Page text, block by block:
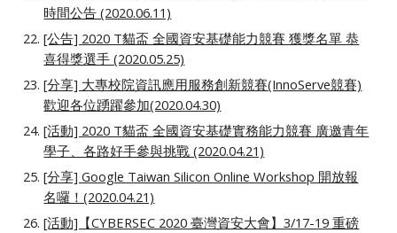
時間公告 (2020.06.11)
[公告] 2020 T貓盃 全國資安基礎能力競賽 獲獎名單 恭
喜得獎選手 (2020.05.25)
[分享] 大專校院資訊應用服務創新競賽(InnoServe競賽)
歡迎各位踴躍參加(2020.04.30)
[活動] 2020 T貓盃 全國資安基礎實務能力競賽 廣邀青年
學子、各路好手參與挑戰 (2020.04.21)
[分享] Google Taiwan Silicon Online Workshop 開放報
名囉！(2020.04.21)
[活動]【CYBERSEC 2020 臺灣資安大會】3/17-19 重磅